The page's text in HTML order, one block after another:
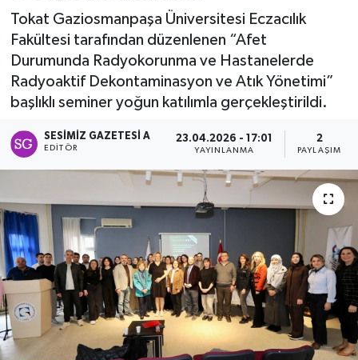
Tokat Gaziosmanpaşa Üniversitesi Eczacılık
Fakültesi tarafından düzenlenen “Afet
Durumunda Radyokorunma ve Hastanelerde
Radyoaktif Dekontaminasyon ve Atık Yönetimi”
başlıklı seminer yoğun katılımla gerçekleştirildi.
SESIMIZ GAZETESI A
EDITÖR
23.04.2026 - 17:01
YAYINLANMA
2
PAYLAŞIM
Politika
Sağlık
Spor
Tokat Haberleri
Yaşam
Tüm Manşetler
Son Dakika Haberleri
Haber Arşivi